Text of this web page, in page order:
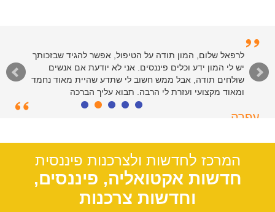
לרפאל שלום, המון תודה על הטיפול, אפשר להגיד שבזכותך
יש לי המון ידע וכלים פיננסים. אני לא יודעת אם אנשים
שולחים תודה, אבל ממש חשוב לי שתדע שהיית מאוד נחמד
ומאוד מקצועי ועזרת לי הרבה. תבוא עליך הברכה
עפרה
המרכז לחדשות ולצרכנות פיננסית
חדשות אקטואליה, פיננסים,
וחדשות צרכנות